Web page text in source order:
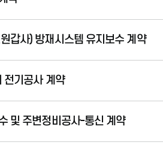
갑사) 방재시스템 유지보수 계약
전기공사 계약
및 주변정비공사-통신 계약